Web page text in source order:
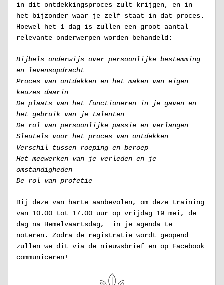
in dit ontdekkingsproces zult krijgen, en in
het bijzonder waar je zelf staat in dat proces.
Hoewel het 1 dag is zullen een groot aantal
relevante onderwerpen worden behandeld:
Bijbels onderwijs over persoonlijke bestemming
en levensopdracht
Proces van ontdekken en het maken van eigen
keuzes daarin
De plaats van het functioneren in je gaven en
het gebruik van je talenten
De rol van persoonlijke passie en verlangen
Sleutels voor het proces van ontdekken
Verschil tussen roeping en beroep
Het meewerken van je verleden en je
omstandigheden
De rol van profetie
Bij deze van harte aanbevolen, om deze training
van 10.00 tot 17.00 uur op vrijdag 19 mei, de
dag na Hemelvaartsdag,  in je agenda te
noteren. Zodra de registratie wordt geopend
zullen we dit via de nieuwsbrief en op Facebook
communiceren!